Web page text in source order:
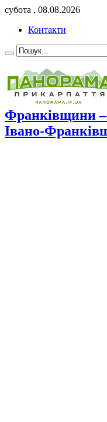
субота , 08.08.2026
Контакти
Франківщини
Івано-